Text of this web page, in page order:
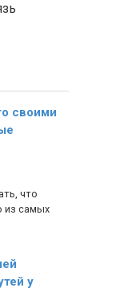
своими
что
из самых
у